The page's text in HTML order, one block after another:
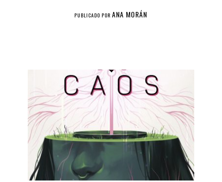
PUBLICADO PORANA MORÁN